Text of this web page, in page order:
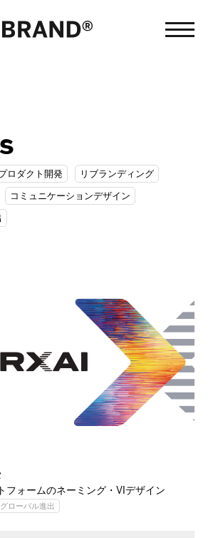
ロダクト開発 リブランディング
コミュニケーションデザイン
フォームのネーミング・VIデザイン
グローバル進出